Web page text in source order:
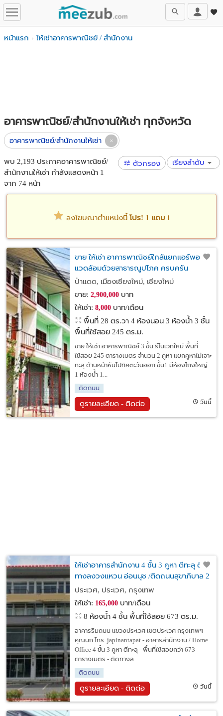
หน้าแรก ให้เช่าอาคารพาณิชย์ / สำนักงาน
อาคารพาณิชย์/สำนักงานให้เช่า ทุกจังหวัด
อาคารพาณิชย์/สำนักงานให้เช่า
พบ 2,193 ประกาศอาคารพาณิชย์/
สำนักงานให้เช่า กำลังแสดงหน้า 1
จาก 74 หน้า
ตัวกรอง เรียงลำดับ
ลงโฆษณาตำแหน่งนี้ โปร! 1 แถม 1
ขาย ให้เช่า อาคารพาณิชย์ใกล้แยกแอร์พอร์ต
แวดล้อมด้วยสาธารณูปโภค ครบครัน
ป่าแดด, เมืองเชียงใหม่, เชียงใหม่
ขาย: 2,900,000บาท
ให้เช่า: 8,000บาท/เดือน
พื้นที่ 28 ตร.วา 4 ห้องนอน 3 ห้องน้ำ 3 ชั้น
พื้นที่ใช้สอย 245 ตร.ม.
ขาย ให้เช่า อาคารพาณิชย์ 3 ชั้น รีโนเวทใหม่ พื้นที่
ใช้สอย 245 ตารางเมตร จำนวน 2 คูหา แยกคูหาไม่เจาะ
ทะลุ ด้านหน้าหันไปทิศตะวันออก ชั้น1 มีห้องโถงใหญ่
1 ห้องน้ำ 1...
ติดถนน
ดูรายละเอียด - ติดต่อ วันนี้
ให้เช่าอาคารสำนักงาน 4 ชั้น 3 คูหา ตีทะลุ ติด
ทางลงวงแหวน อ่อนนุช /ติดถนนสุขาภิบาล 2
เหมาะสำหรับทำสำนักงาน, Showroom, ร้านค้า
หรือสตูดิโอถ่ายภาพ
ประเวศ, ประเวศ, กรุงเทพ
ให้เช่า: 165,000บาท/เดือน
8 ห้องน้ำ 4 ชั้น พื้นที่ใช้สอย 673 ตร.ม.
อาคารริมถนน แขวงประเวศ เขตประเวศ กรุงเทพฯ
คุณนก โทร. japinantapat - อาคารสำนักงาน / Home
Office 4 ชั้น 3 คูหา ตีทะลุ - พื้นที่ใช้สอยกว่า 673
ตารางเมตร - ติดทางล
ติดถนน
ดูรายละเอียด - ติดต่อ วันนี้